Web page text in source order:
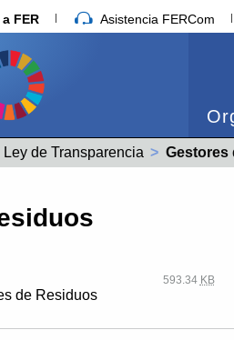
FER Asistencia FERCom
Ley de Transparencia Actual:
Gestores
593.34 KB
de Residuos